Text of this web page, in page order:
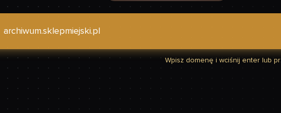
by sprawdzić, czy Twoja strona jest szybka
Wpisz domenę i wciśnij enter lub